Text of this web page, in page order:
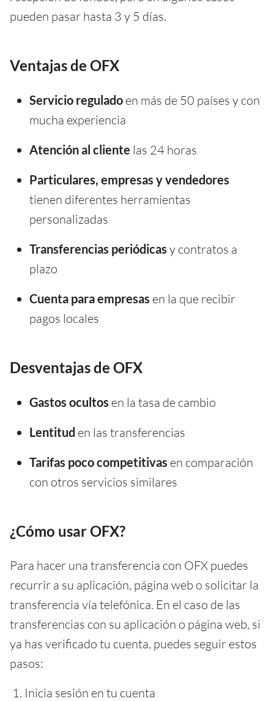
pueden pasar hasta 3 y 5 días.
Ventajas de OFX
Servicio regulado en más de 50 países y con
mucha experiencia
Atención al cliente las 24 horas
Particulares, empresas y vendedores
tienen diferentes herramientas
personalizadas
Transferencias periódicas y contratos a
plazo
Cuenta para empresas en la que recibir
pagos locales
Desventajas de OFX
Gastos ocultos en la tasa de cambio
Lentitud en las transferencias
Tarifas poco competitivas en comparación
con otros servicios similares
¿Cómo usar OFX?
Para hacer una transferencia con OFX puedes
recurrir a su aplicación, página web o solicitar la
transferencia vía telefónica. En el caso de las
transferencias con su aplicación o página web, si
ya has verificado tu cuenta, puedes seguir estos
pasos:
Inicia sesión en tu cuenta